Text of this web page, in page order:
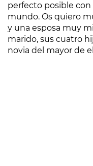
perfecto posible con
mundo. Os quiero
y una esposa muy
marido, sus cuatro
novia del mayor de